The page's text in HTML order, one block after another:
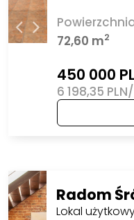
72,60 m2
450 000
6 198,35
Radom
Lokal